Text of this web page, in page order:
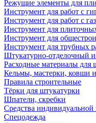
Режущие элементы для
Инструмент для работ с
Инструмент для работ с
Инструмент для
Инструмент для
Инструмент для трубных
Штукатурно-отделочный
Расходные материалы для
Кельмы, мастерки, ковши
Правила строительные
Тёрки для штукатурки
Шпатели, скребки
Средства
Спецодежда